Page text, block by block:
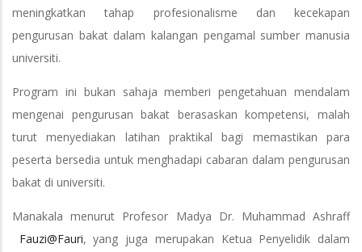
meningkatkan tahap profesionalisme dan kecekapan
pengurusan bakat dalam kalangan pengamal sumber manusia
universiti.
Program ini bukan sahaja memberi pengetahuan mendalam
mengenai pengurusan bakat berasaskan kompetensi, malah
turut menyediakan latihan praktikal bagi memastikan para
peserta bersedia untuk menghadapi cabaran dalam pengurusan
bakat di universiti.
Manakala menurut Profesor Madya Dr. Muhammad Ashraff
Fauzi@Fauri, yang juga merupakan Ketua Penyelidik dalam